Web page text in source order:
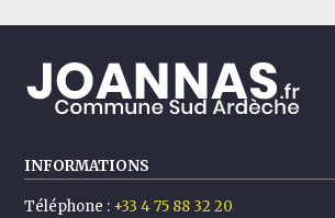
INFORMATIONS
Téléphone : +33 4 75 88 32 20